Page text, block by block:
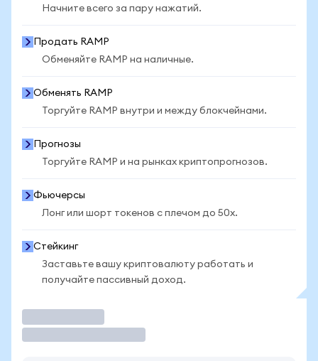
Начните всего за пару нажатий.
Продать RAMP
Обменяйте RAMP на наличные.
Обменять RAMP
Торгуйте RAMP внутри и между блокчейнами.
Прогнозы
Торгуйте RAMP и на рынках криптопрогнозов.
Фьючерсы
Лонг или шорт токенов с плечом до 50x.
Стейкинг
Заставьте вашу криптовалюту работать и
получайте пассивный доход.